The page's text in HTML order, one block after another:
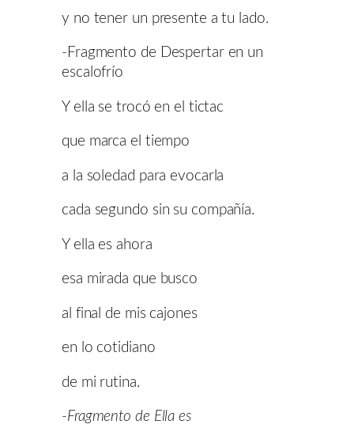
y no tener un presente a tu lado.
-Fragmento de Despertar en un
escalofrío
Y ella se trocó en el tictac
que marca el tiempo
a la soledad para evocarla
cada segundo sin su compañía.
Y ella es ahora
esa mirada que busco
al final de mis cajones
en lo cotidiano
de mi rutina.
-Fragmento de Ella es